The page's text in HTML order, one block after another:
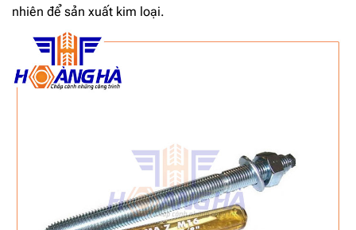
nhiên để sản xuất kim loại.